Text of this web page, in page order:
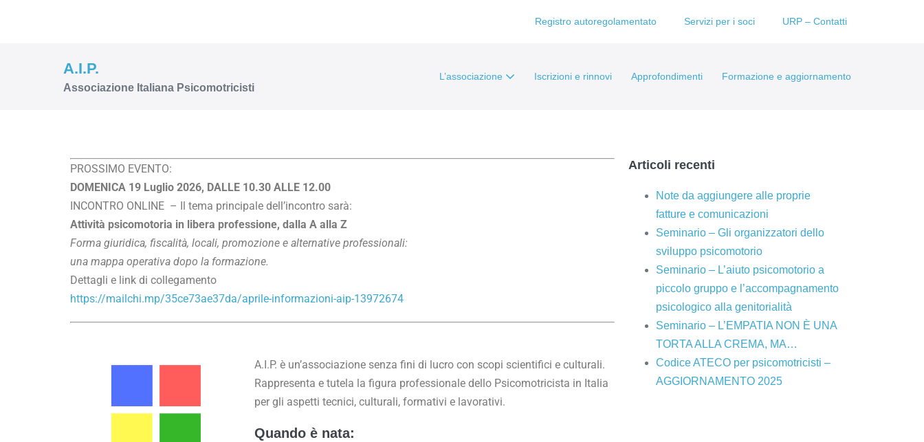
Registro autoregolamentato Servizi per i soci URP – Contatti
A.I.P.
Associazione Italiana Psicomotricisti
L’associazione Iscrizioni e rinnovi Approfondimenti Formazione e aggiornamento
PROSSIMO EVENTO:
DOMENICA 19 Luglio 2026, DALLE 10.30 ALLE 12.00
INCONTRO ONLINE – Il tema principale dell’incontro sarà:
Attività psicomotoria in libera professione, dalla A alla Z
Forma giuridica, fiscalità, locali, promozione e alternative professionali:
una mappa operativa dopo la formazione.
Dettagli e link di collegamento
https://mailchi.mp/35ce73ae37da/aprile-informazioni-aip-13972674
A.I.P. è un’associazione senza fini di lucro con scopi scientifici e culturali.
Rappresenta e tutela la figura professionale dello Psicomotricista in Italia
per gli aspetti tecnici, culturali, formativi e lavorativi.
Quando è nata:
Articoli recenti
Note da aggiungere alle proprie
fatture e comunicazioni
Seminario – Gli organizzatori dello
sviluppo psicomotorio
Seminario – L’aiuto psicomotorio a
piccolo gruppo e l’accompagnamento
psicologico alla genitorialità
Seminario – L’EMPATIA NON È UNA
TORTA ALLA CREMA, MA…
Codice ATECO per psicomotricisti –
AGGIORNAMENTO 2025